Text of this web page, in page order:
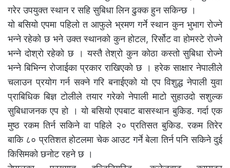
गरेर उपयुक्त स्थान र सहि सुबिधा लिन ढुक्क हुन सकिन्छ ।
यो बसियो एपमा पहिलो त आफुले भ्रमण गर्ने स्थान कुन भुभाग रोज्ने
भन्ने रहेको छ भने उक्त स्थानको कुन होटल, रिर्सोट वा होमस्टे रोज्ने
भन्ने दोश्रो रहेको छ । यस्तै तेश्रो कुन कोठा कस्तो सुबिधा रोज्ने
भन्ने बिभिन्न रोजाईका प्रकार राखिएको छ । हरेक साक्षार नेपालीले
चलाउन प्रयोग गर्न सक्ने गरि बनाईएको यो एप विशुद्ध नेपाली युवा
प्राबिधिक बिज्ञ टोलीले तयार गरेको नेपाली माटो सुहाउदो सशुल्क
सुबिधाजनक एप हो । यो बसियो एपबाट बासस्थान बुकिड. गर्दा एक
मुष्ठ रकम तिर्न सकिने वा पहिले २० प्रतिसत बुकिड. रकम तिरेर
बाकि ८० प्रतिशत होटलमा चेक आउट गर्ने बेला तिर्न पनि सकिने दुई
किसिमको छनोट रहने छ ।